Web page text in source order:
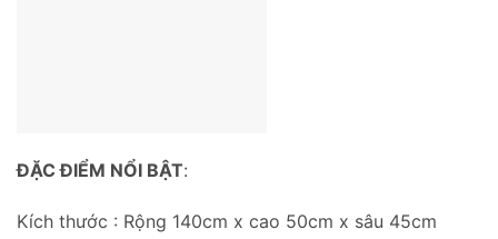
ĐẶC ĐIỂM NỔI BẬT:
Kích thước : Rộng 140cm x cao 50cm x sâu 45cm